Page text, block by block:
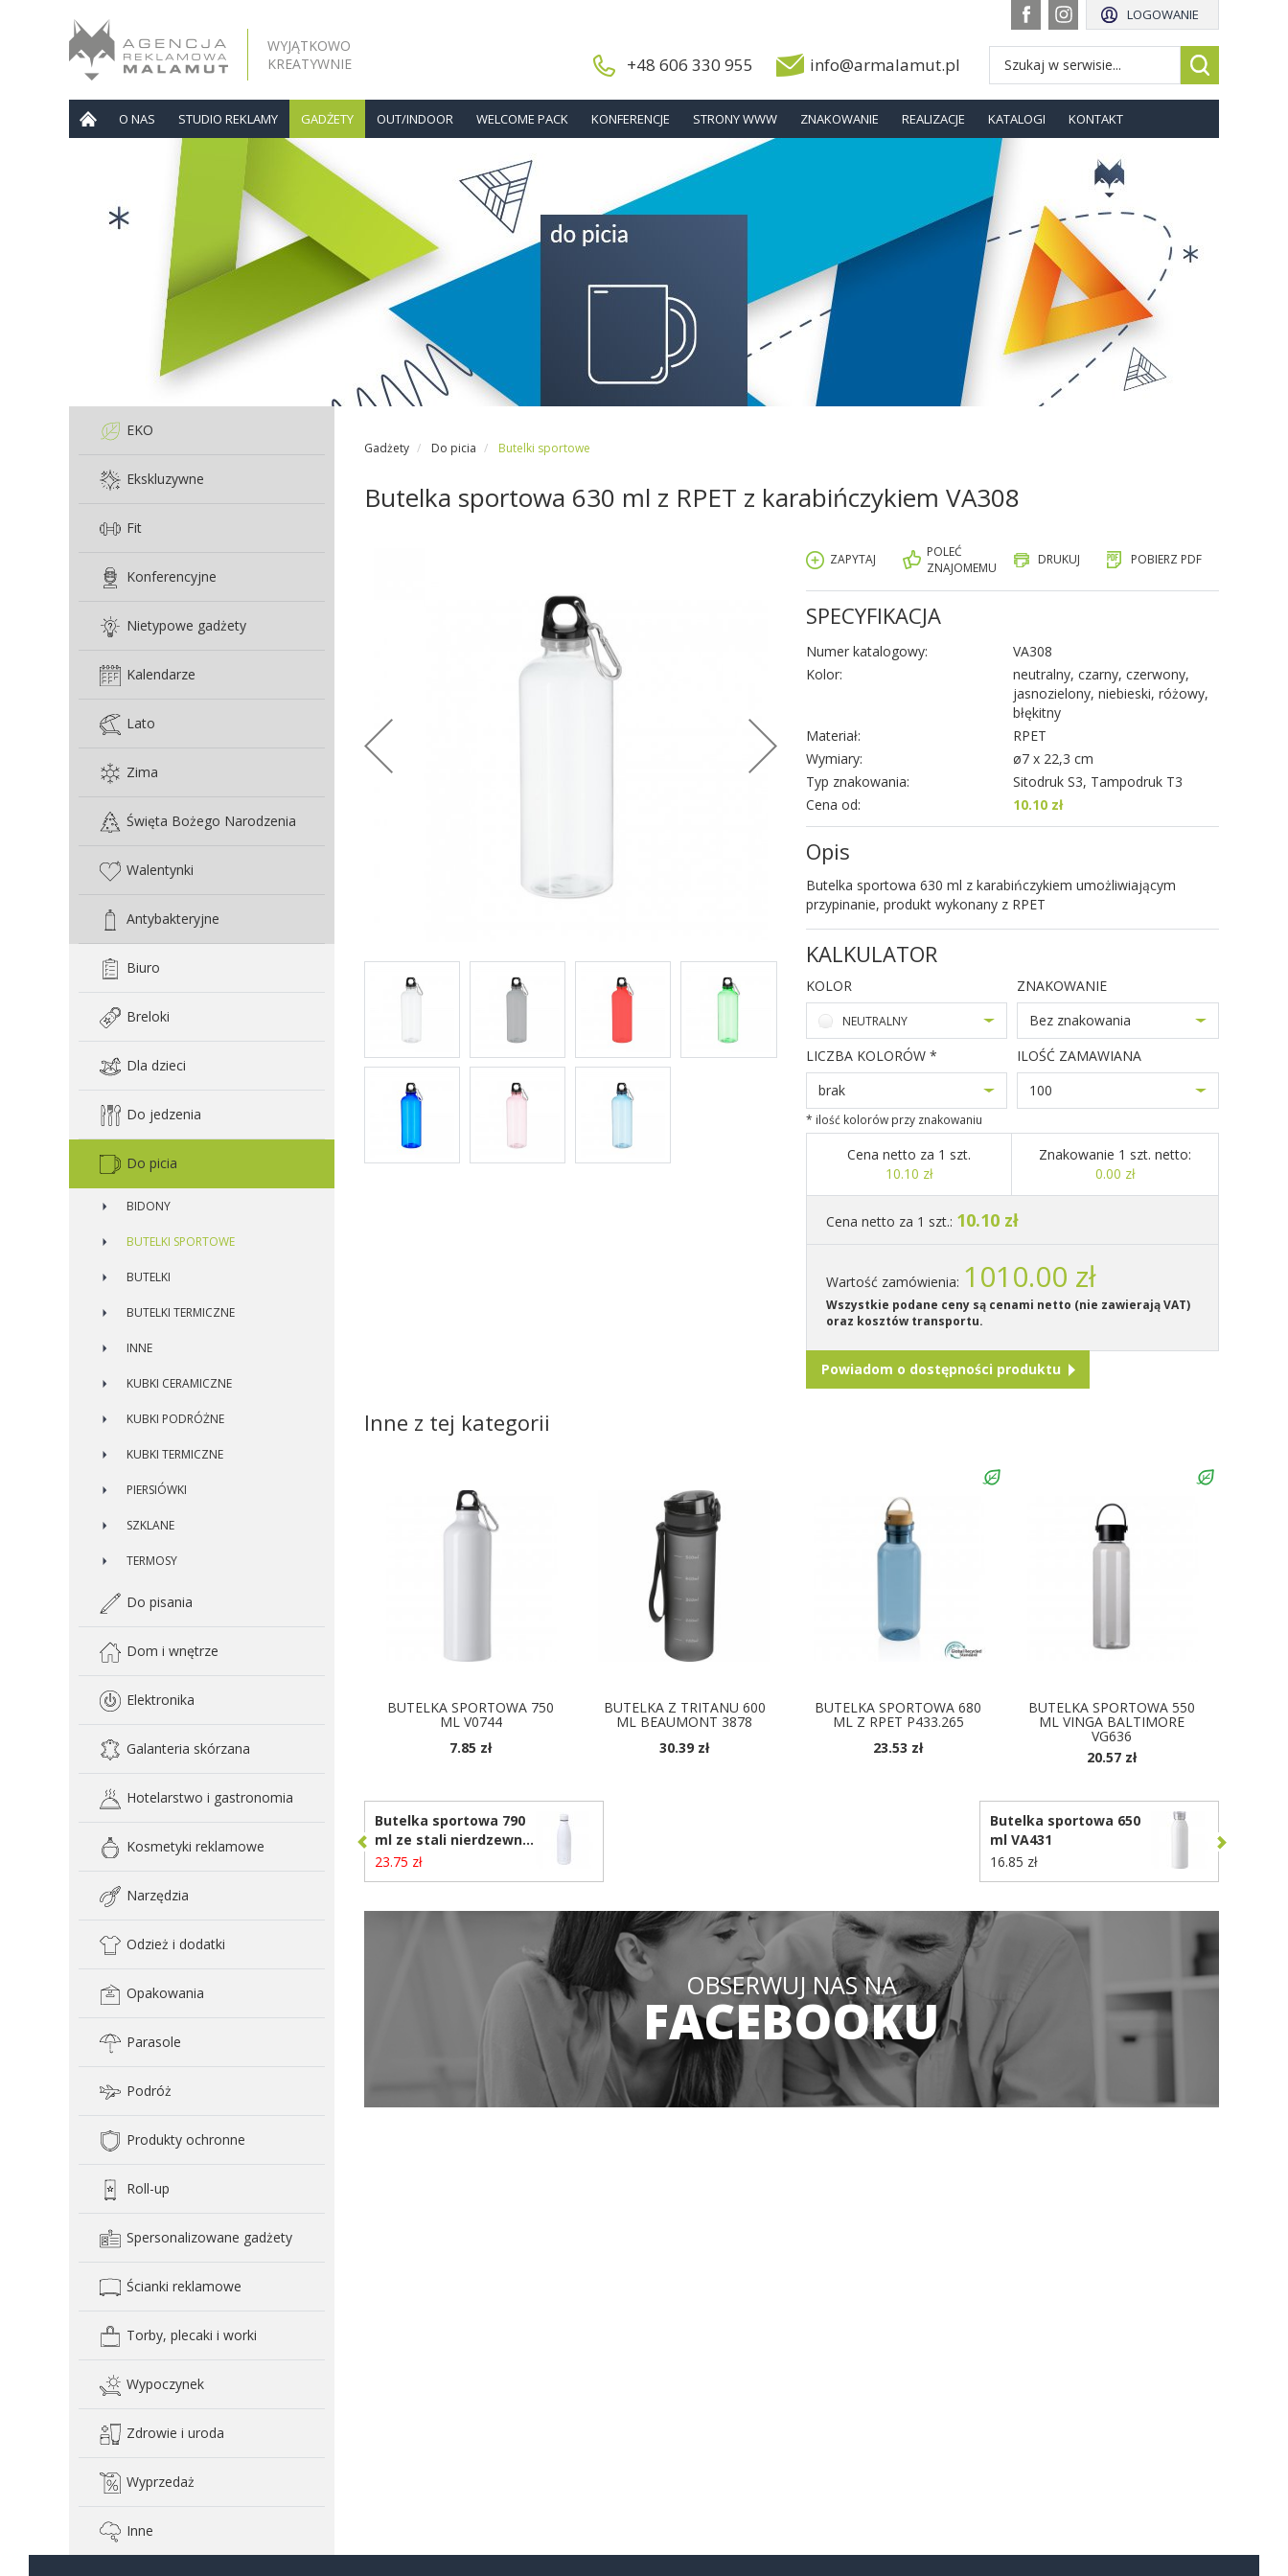
WYJĄTKOWO
KREATYWNIE
+48 606 330 955 info@armalamut.pl
LOGOWANIE
O NAS STUDIO REKLAMY GADŻETY OUT/INDOOR WELCOME PACK KONFERENCJE STRONY WWW ZNAKOWANIE REALIZACJE KATALOGI KONTAKT
EKO
Ekskluzywne
Fit
Konferencyjne
Nietypowe gadżety
Kalendarze
Lato
Zima
Święta Bożego Narodzenia
Walentynki
Antybakteryjne
Biuro
Breloki
Dla dzieci
Do jedzenia
Do picia
BIDONY
BUTELKI SPORTOWE
BUTELKI
BUTELKI TERMICZNE
INNE
KUBKI CERAMICZNE
KUBKI PODRÓŻNE
KUBKI TERMICZNE
PIERSIÓWKI
SZKLANE
TERMOSY
Do pisania
Dom i wnętrze
Elektronika
Galanteria skórzana
Hotelarstwo i gastronomia
Kosmetyki reklamowe
Narzędzia
Odzież i dodatki
Opakowania
Parasole
Podróż
Produkty ochronne
Roll-up
Spersonalizowane gadżety
Ścianki reklamowe
Torby, plecaki i worki
Wypoczynek
Zdrowie i uroda
Wyprzedaż
Inne
Gadżety Do picia Butelki sportowe
Butelka sportowa 630 ml z RPET z karabińczykiem VA308
ZAPYTAJ
POLEĆ
ZNAJOMEMU
DRUKUJ POBIERZ PDF
SPECYFIKACJA
Numer katalogowy:
VA308
Kolor:
neutralny, czarny, czerwony,
jasnozielony, niebieski, różowy,
błękitny
Materiał:
RPET
Wymiary:
ø7 x 22,3 cm
Typ znakowania:
Sitodruk S3, Tampodruk T3
Cena od:
10.10 zł
Opis
Butelka sportowa 630 ml z karabińczykiem umożliwiającym
przypinanie, produkt wykonany z RPET
KALKULATOR
KOLOR
NEUTRALNY
ZNAKOWANIE
Bez znakowania
LICZBA KOLORÓW *
brak
* ilość kolorów przy znakowaniu
ILOŚĆ ZAMAWIANA
100
Cena netto za 1 szt.
10.10 zł
Znakowanie 1 szt. netto:
0.00 zł
Cena netto za 1 szt.: 10.10 zł
Wartość zamówienia: 1010.00 zł
Wszystkie podane ceny są cenami netto (nie zawierają VAT)
oraz kosztów transportu.
Powiadom o dostępności produktu
Inne z tej kategorii
BUTELKA SPORTOWA 750
ML V0744
7.85 zł
BUTELKA Z TRITANU 600
ML BEAUMONT 3878
30.39 zł
BUTELKA SPORTOWA 680
ML Z RPET P433.265
23.53 zł
BUTELKA SPORTOWA 550
ML VINGA BALTIMORE
VG636
20.57 zł
Butelka sportowa 790
ml ze stali nierdzewnej
z recyklingu VA307
23.75 zł
Butelka sportowa 650
ml VA431
16.85 zł
OBSERWUJ NAS NA
FACEBOOKU